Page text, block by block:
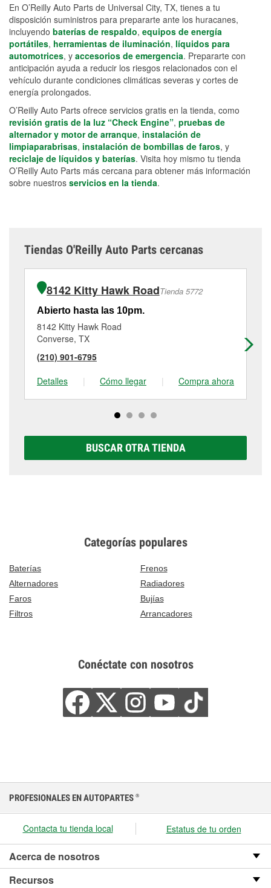
En O’Reilly Auto Parts de Universal City, TX, tienes a tu
disposición suministros para prepararte ante los huracanes,
incluyendo baterías de respaldo, equipos de energía
portátiles, herramientas de iluminación, líquidos para
automotrices, y accesorios de emergencia. Prepararte con
anticipación ayuda a reducir los riesgos relacionados con el
vehículo durante condiciones climáticas severas y cortes de
energía prolongados.
O’Reilly Auto Parts ofrece servicios gratis en la tienda, como
revisión gratis de la luz “Check Engine”, pruebas de
alternador y motor de arranque, instalación de
limpiaparabrisas, instalación de bombillas de faros, y
reciclaje de líquidos y baterías. Visita hoy mismo tu tienda
O’Reilly Auto Parts más cercana para obtener más información
sobre nuestros servicios en la tienda.
Tiendas O'Reilly Auto Parts cercanas
8142 Kitty Hawk RoadTienda 5772
Abierto hasta las 10pm.
8142 Kitty Hawk Road
Converse, TX
(210) 901-6795
Detalles
| Cómo llegar | Compra ahora
BUSCAR OTRA TIENDA
Categorías populares
Baterías
Frenos
Alternadores
Radiadores
Faros
Bujías
Filtros
Arrancadores
Conéctate con nosotros
PROFESIONALES EN AUTOPARTES ®
Contacta tu tienda local Estatus de tu orden
Acerca de nosotros
Recursos